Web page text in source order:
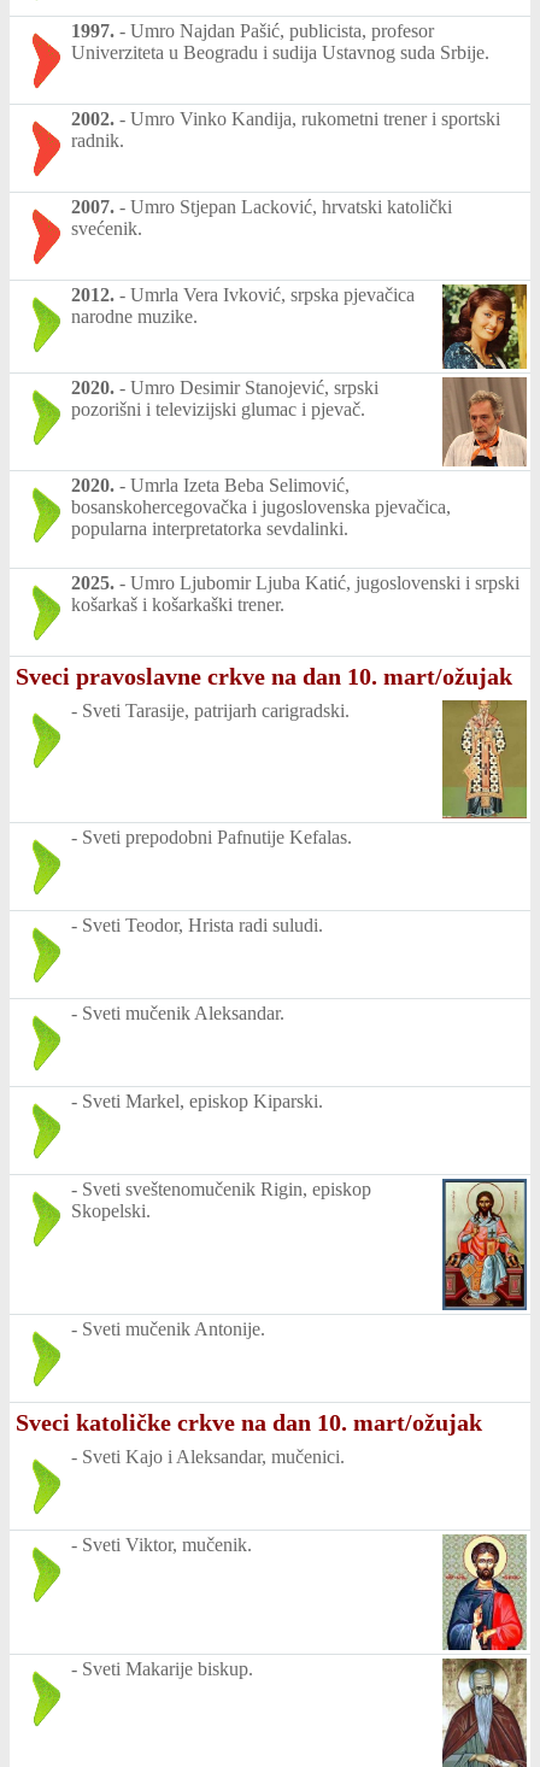
1997. - Umro Najdan Pašić, publicista, profesor
Univerziteta u Beogradu i sudija Ustavnog suda Srbije.
2002. - Umro Vinko Kandija, rukometni trener i sportski
radnik.
2007. - Umro Stjepan Lacković, hrvatski katolički
svećenik.
2012. - Umrla Vera Ivković, srpska pjevačica
narodne muzike.
2020. - Umro Desimir Stanojević, srpski
pozorišni i televizijski glumac i pjevač.
2020. - Umrla Izeta Beba Selimović,
bosanskohercegovačka i jugoslovenska pjevačica,
popularna interpretatorka sevdalinki.
2025. - Umro Ljubomir Ljuba Katić, jugoslovenski i srpski
košarkaš i košarkaški trener.
Sveci pravoslavne crkve na dan 10. mart/ožujak
- Sveti Tarasije, patrijarh carigradski.
- Sveti prepodobni Pafnutije Kefalas.
- Sveti Teodor, Hrista radi suludi.
- Sveti mučenik Aleksandar.
- Sveti Markel, episkop Kiparski.
- Sveti sveštenomučenik Rigin, episkop
Skopelski.
- Sveti mučenik Antonije.
Sveci katoličke crkve na dan 10. mart/ožujak
- Sveti Kajo i Aleksandar, mučenici.
- Sveti Viktor, mučenik.
- Sveti Makarije biskup.